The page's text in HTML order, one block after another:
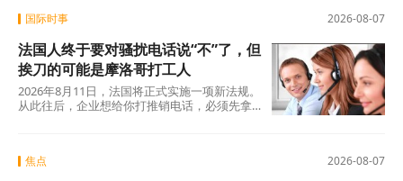
让他休五天假出去旅游，他宁可在家躺着。
2026-08-07
国际时事
法国人终于要对骚扰电话说“不”了，但
挨刀的可能是摩洛哥打工人
2026年8月11日，法国将正式实施一项新法规。
从此往后，企业想给你打推销电话，必须先拿
费者协会UFC-Que Choisir的调查更扎心：97%
2026-08-07
焦点